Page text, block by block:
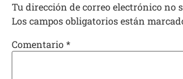
Tu dirección de correo electrónico no
Los campos obligatorios están
Comentario*